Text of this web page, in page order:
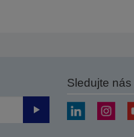
Odeslat
Sledujte nás